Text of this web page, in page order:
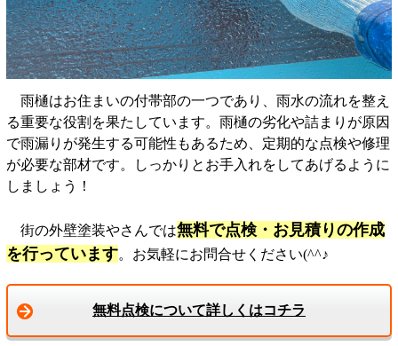
雨樋はお住まいの付帯部の一つであり、雨水の流れを整え
る重要な役割を果たしています。雨樋の劣化や詰まりが原因
で雨漏りが発生する可能性もあるため、定期的な点検や修理
が必要な部材です。しっかりとお手入れをしてあげるように
しましょう！
街の外壁塗装やさんでは無料で点検・お見積りの作成
を行っています。お気軽にお問合せください(^^♪
無料点検について詳しくはコチラ